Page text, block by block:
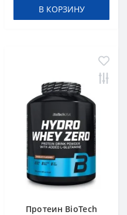
В КОРЗИНУ
Протеин BioTech